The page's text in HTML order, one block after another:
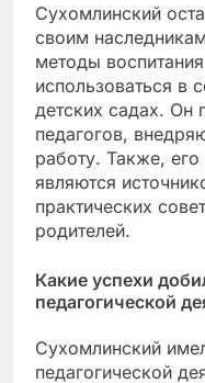
Сухомлинский
своим
методы
использоваться в
детских садах. Он
педагогов,
работу. Также, его
являются
практических
родителей.
Какие успехи
педагогической
Сухомлинский
педагогической